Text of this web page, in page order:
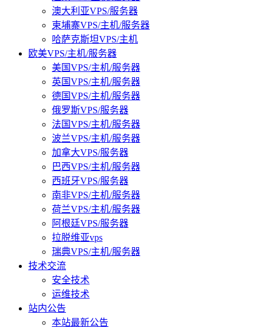
澳大利亚VPS/服务器
柬埔寨VPS/主机/服务器
哈萨克斯坦VPS/主机
欧美VPS/主机/服务器
美国VPS/主机/服务器
英国VPS/主机/服务器
德国VPS/主机/服务器
俄罗斯VPS/服务器
法国VPS/主机/服务器
波兰VPS/主机/服务器
加拿大VPS/服务器
巴西VPS/主机/服务器
西班牙VPS/服务器
南非VPS/主机/服务器
荷兰VPS/主机/服务器
阿根廷VPS/服务器
拉脱维亚vps
瑞典VPS/主机/服务器
技术交流
安全技术
运维技术
站内公告
本站最新公告